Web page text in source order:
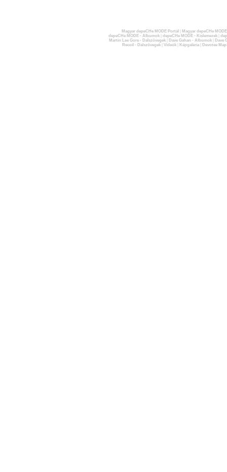
Magyar depeCHe MODE Portál
Magyar depeCHe
depeCHe MODE - Albumok| depeCHe MODE - Kislemezek|
Martin Lee Gore - Dalszövegek| Dave Gahan - Albumok|
Dave
Recoil - Dalszövegek| Videók| Képgaléria| Devotee Map